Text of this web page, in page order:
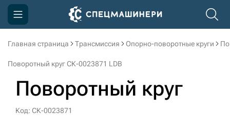
Главная страница Трансмиссия Опорно-поворотные круги
Поворотный круг СК-0023871 LDB
Поворотный круг
Код: СК-0023871
Компания
Доставка и оплата
Информация